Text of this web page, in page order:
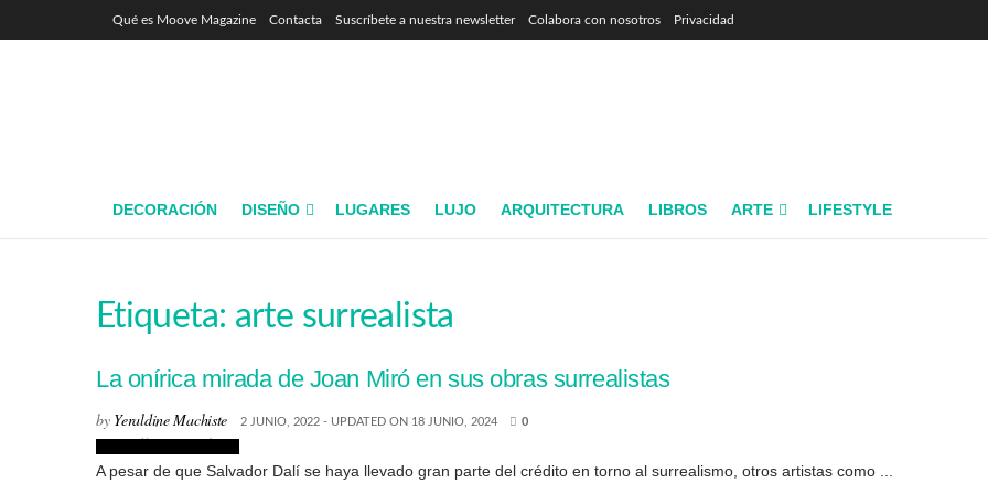
Qué es Moove Magazine Contacta Suscríbete a nuestra newsletter Colabora con nosotros Privacidad
DECORACIÓN DISEÑO LUGARES LUJO ARQUITECTURA LIBROS ARTE LIFESTYLE
Etiqueta: arte surrealista
La onírica mirada de Joan Miró en sus obras surrealistas
by Yeraldine Machiste 2 JUNIO, 2022 - UPDATED ON 18 JUNIO, 2024 0
A pesar de que Salvador Dalí se haya llevado gran parte del crédito en torno al surrealismo, otros artistas como ...